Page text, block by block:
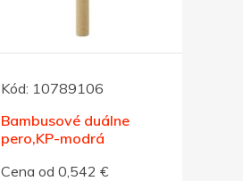
Kód: 10789106
Bambusové duálne
pero,KP-modrá
Cena od 0,542 €